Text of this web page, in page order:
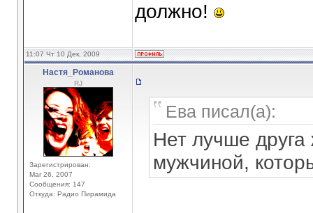
должно!
11:07 Чт 10 Дек, 2009
Настя_Романова
RJ
Зарегистрирован:
Mar 26, 2007
Сообщения: 147
Откуда: Радио Пирамида
Ева писал(а):
Нет лучше
мужчиной,